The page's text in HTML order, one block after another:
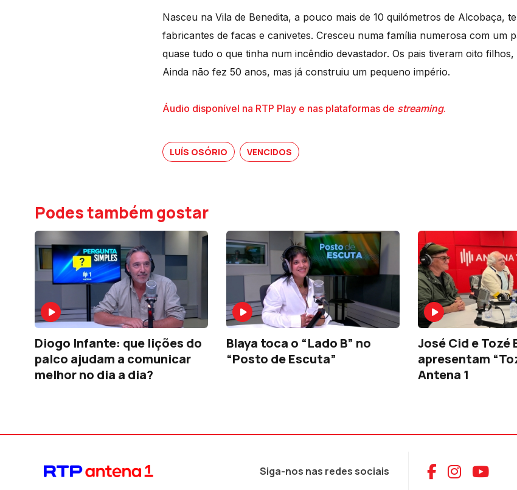
Nasceu na Vila de Benedita, a pouco mais de 10 quilómetros de Alcobaça,
fabricantes de facas e canivetes. Cresceu numa família numerosa com um
quase tudo o que tinha num incêndio devastador. Os pais tiveram oito
Ainda não fez 50 anos, mas já construiu um pequeno império.
Áudio disponível na RTP Play e nas plataformas de streaming.
LUÍS OSÓRIO VENCIDOS
Podes também gostar
Diogo Infante: que lições do
palco ajudam a comunicar
melhor no dia a dia?
Blaya toca o “Lado B” no
“Posto de Escuta”
José Cid e Tozé
apresentam
Antena 1
Siga-nos nas redes sociais Aceder
Aceder